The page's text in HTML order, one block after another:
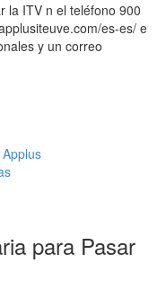
la ITV n el teléfono 900
es-es/ e
y un correo
para Pasar